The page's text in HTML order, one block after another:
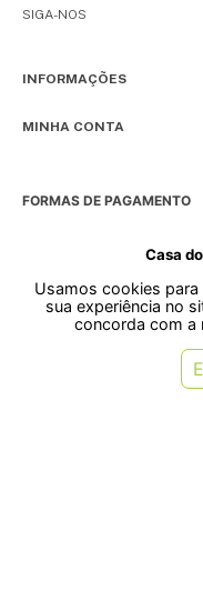
Casa
Usamos cookies para
sua experiência no
concorda com a
SIGA-NOS
INFORMAÇÕES
MINHA CONTA
FORMAS DE PAGAMENTO
SELOS
Rua Pre. Frederico Hardt,